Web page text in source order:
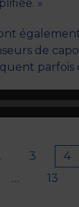
»
de
parfois
3 4
…
13